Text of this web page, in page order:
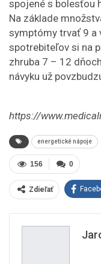
spojené s bolesťou
Na základe
symptómy trvať 9 a
spotrebiteľov si na
zhruba 7 – 12
návyku už
https://
energetické nápoje
0
156
Zdieľať